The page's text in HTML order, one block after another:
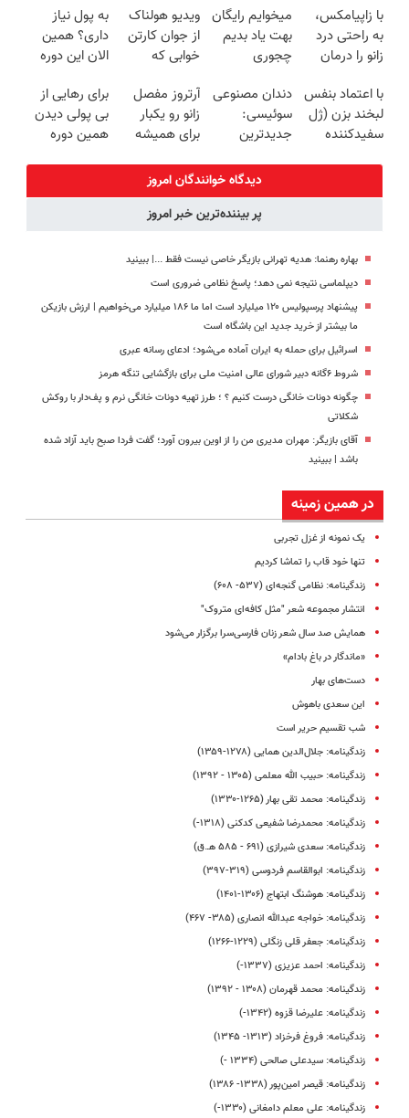
روزه ساخت!
برگردون
(40%off)
کننده خانگی
پولدار شی)
با زاپیامکس،
به راحتی درد
زانو را درمان
میخوایم رایگان
بهت یاد بدیم
چجوری
نداری امتحانش
مجانیه
ویدیو هولناک
از جوان کارتن
خوابی که
آموزش رایگان
به پول نیاز
داری؟ همین
الان این دوره
شرکت کن تا
دیر نشده!
با اعتماد بنفس
لبخند بزن (ژل
سفیدکننده
دندان مصنوعی
سوئیسی:
جدیدترین
سبک و مقاوم |
پرداخت قسطی
آرتروز مفصل
زانو رو یکبار
برای همیشه
◗پرسش‌نامه◖
برای رهایی از
بی پولی دیدن
همین دوره
کن)
دیدگاه خوانندگان امروز
پر بیننده‌ترین خبر امروز
بهاره رهنما: هدیه تهرانی بازیگر خاصی نیست فقط ...|‌ ببینید
دیپلماسی نتیجه‌ نمی دهد؛ پاسخ نظامی ضروری است
پیشنهاد پرسپولیس ۱۲۰ میلیارد است اما ما ۱۸۶ میلیارد می‌خواهیم | ارزش بازیکن
ما بیشتر از خرید جدید این باشگاه است
اسرائیل برای حمله به ایران آماده می‌شود؛ ادعای رسانه عبری
شروط ۶گانه دبیر شورای عالی امنیت ملی برای بازگشایی تنگه هرمز
چگونه دونات خانگی درست کنیم ؟ ؛ طرز تهیه دونات خانگی نرم و پف‌دار با روکش
شکلاتی
آقای بازیگر: مهران مدیری من را از اوین بیرون آورد؛ گفت فردا صبح باید آزاد شده
باشد | ببینید
در همین زمینه
یک نمونه از غزل تجربی
تنها خود قاب را تماشا کردیم
زندگینامه: نظامی گنجه‌ای (۵۳۷- ۶۰۸)
انتشار مجموعه شعر "مثل‌ کافه‌ای متروک"
همایش صد سال شعر زنان فارسی‌سرا برگزار می‌شود
«ماندگار در باغ بادام»
دست‌های بهار
این سعدی‌ باهوش
شب تقسیم حریر است
زندگینامه: جلال‌الدین همایی (۱۲۷۸-۱۳۵۹)
زندگینامه: حبیب الله معلمی (۱۳۰۵ - ۱۳۹۲)
زندگینامه: محمد تقی بهار (۱۲۶۵-۱۳۳۰)
زندگینامه: محمدرضا شفیعی کدکنی (۱۳۱۸-)
زندگینامه: سعدی شیرازی (۶۹۱ - ۵۸۵ هـ.ق)
زندگینامه: ابوالقاسم فردوسی (۳۱۹-۳۹۷)
زندگینامه: هوشنگ ابتهاج (۱۳۰۶-۱۴۰۱)
زندگینامه: خواجه عبدالله انصاری (۳۸۵- ۴۶۷)
زندگینامه: جعفر قلی زنگلی (۱۲۲۹-۱۲۶۶)
زندگینامه: احمد عزیزی (۱۳۳۷-)
زندگینامه: محمد قهرمان (۱۳۰۸ - ۱۳۹۲)
زندگینامه: علیرضا قزوه (۱۳۴۲-)
زندگینامه: فروغ‌ فرخزاد (۱۳۱۳- ۱۳۴۵)
زندگینامه: سیدعلی صالحی (۱۳۳۴ -)
زندگینامه: قیصر امین‌پور (۱۳۳۸- ۱۳۸۶)
زندگینامه: علی معلم دامغانی (۱۳۳۰-)